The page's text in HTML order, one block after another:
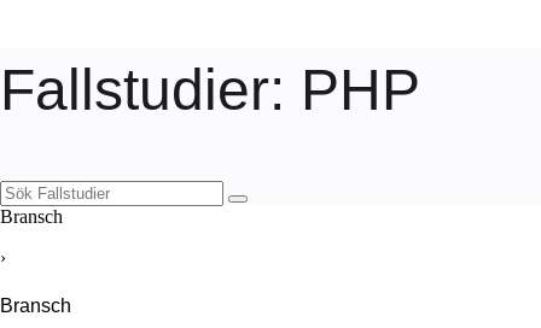
Fallstudier: PHP
Bransch
›
Bransch